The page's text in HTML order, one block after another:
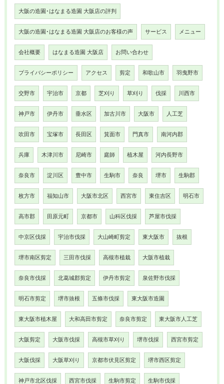
大阪の造園･はなまる造園 大阪店の評判
大阪の造園･はなまる造園 大阪店のお客様の声 サービス メニュー
会社概要 はなまる造園 大阪店 お問い合わせ
プライバシーポリシー アクセス 剪定 和歌山市 羽曳野市
交野市 宇治市 京都 芝刈り 草刈り 伐採 川西市
神戸市 伊丹市 垂水区 加古川市 大阪市 人工芝
吹田市 宝塚市 長田区 箕面市 門真市 南河内郡
兵庫 木津川市 尼崎市 庭師 植木屋 河内長野市
奈良市 淀川区 豊中市 生駒市 奈良 堺市 生駒郡
枚方市 福知山市 大阪市北区 西宮市 東住吉区 明石市
高市郡 田原元町 京都市 山科区伐採 芦屋市伐採
中京区伐採 宇治市伐採 大山崎町剪定 東大阪市 抜根
堺市南区剪定 三田市伐採 高槻市植栽 大阪市植栽
奈良市伐採 北葛城郡剪定 伊丹市剪定 泉佐野市伐採
明石市剪定 堺市抜根 五條市伐採 東大阪市造園
東大阪市植木屋 大和高田市剪定 奈良市剪定 東大阪市人工芝
大阪剪定 大阪市伐採 高槻市草刈り 堺市伐採 西宮市剪定
大阪伐採 大阪草刈り 京都市伏見区剪定 堺市西区剪定
神戸市北区伐採 西宮市伐採 生駒市剪定 生駒市伐採